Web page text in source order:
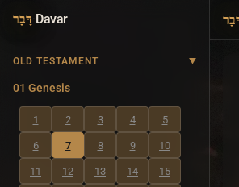
דָּבָר·Davar
OLD TESTAMENT
01 Genesis
1 2 3 4 5
6 7 8 9 10
11 12 13 14 15